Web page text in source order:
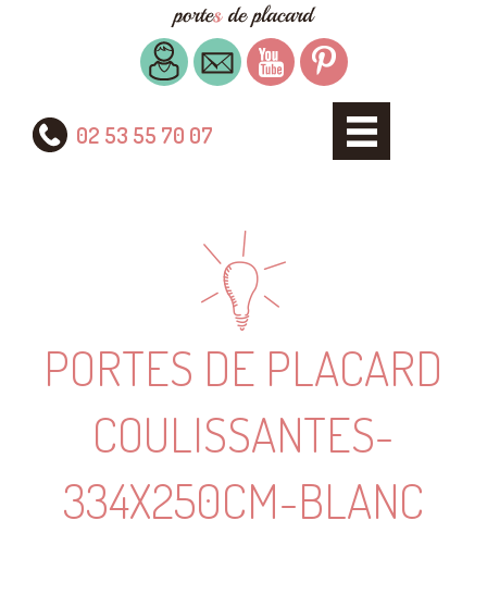
02 53 55 70 07
PORTES DE PLACARD
COULISSANTES-
334X250CM-BLANC